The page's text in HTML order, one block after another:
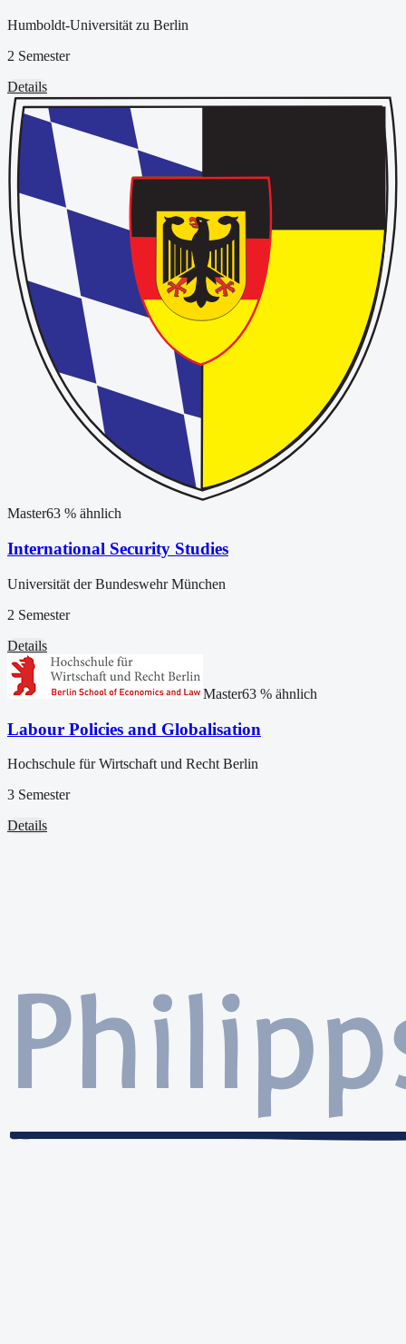
Humboldt-Universität zu Berlin
2 Semester
Details
Master63 % ähnlich
International Security Studies
Universität der Bundeswehr München
2 Semester
Details
Master63 % ähnlich
Labour Policies and Globalisation
Hochschule für Wirtschaft und Recht Berlin
3 Semester
Details